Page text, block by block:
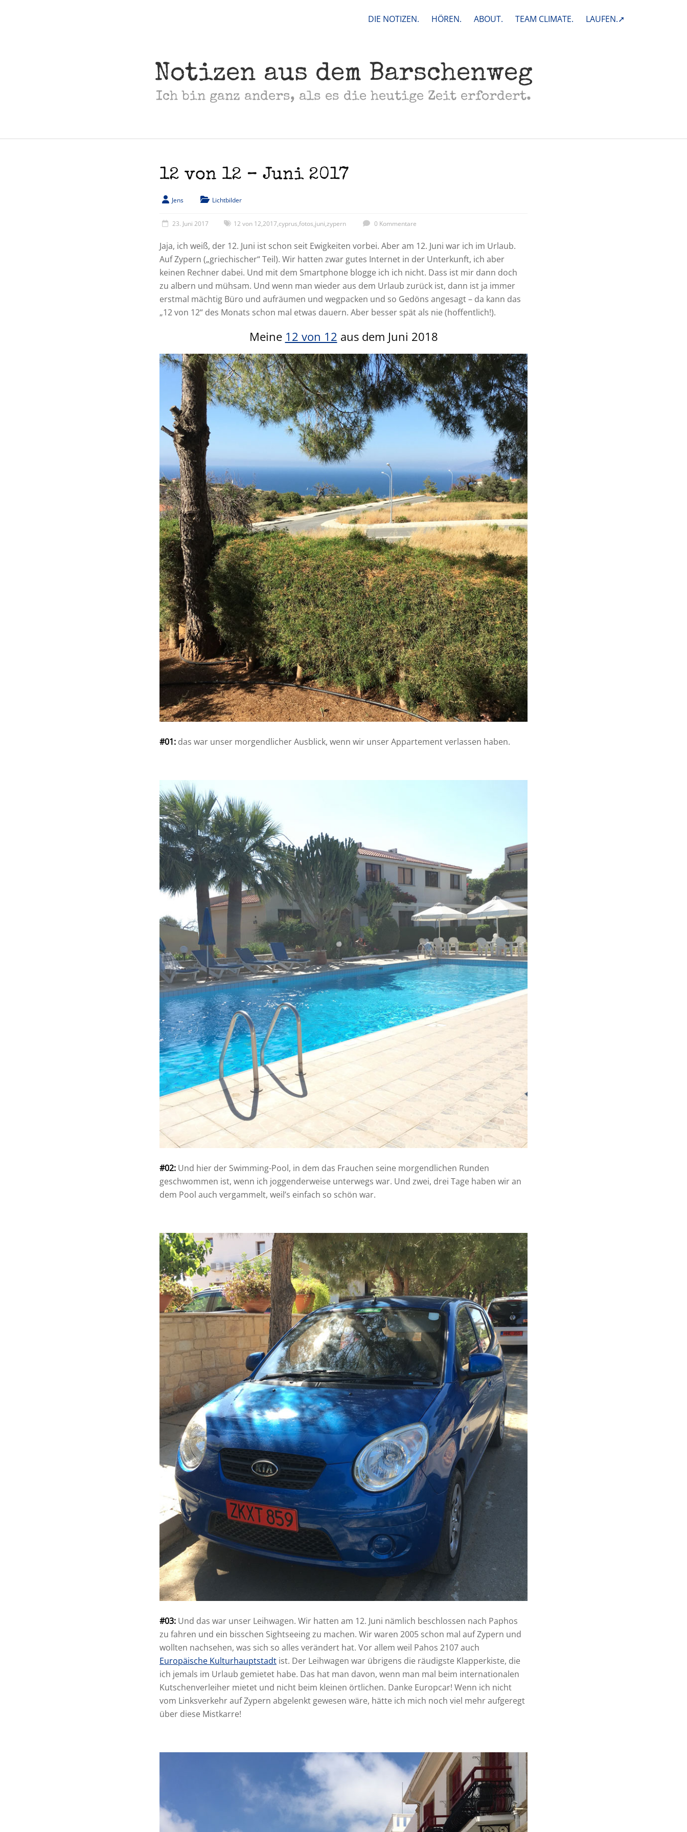
DIE NOTIZEN. HÖREN. ABOUT. TEAM CLIMATE. LAUFEN.➚
Notizen aus dem Barschenweg
Ich bin ganz anders, als es die heutige Zeit erfordert.
12 von 12 – Juni 2017
Jens Lichtbilder
23. Juni 2017 12 von 12,2017,cyprus,fotos,juni,zypern 0 Kommentare
Jaja, ich weiß, der 12. Juni ist schon seit Ewigkeiten vorbei. Aber am 12. Juni war ich im Urlaub.
Auf Zypern („griechischer“ Teil). Wir hatten zwar gutes Internet in der Unterkunft, ich aber
keinen Rechner dabei. Und mit dem Smartphone blogge ich ich nicht. Dass ist mir dann doch
zu albern und mühsam. Und wenn man wieder aus dem Urlaub zurück ist, dann ist ja immer
erstmal mächtig Büro und aufräumen und wegpacken und so Gedöns angesagt – da kann das
„12 von 12“ des Monats schon mal etwas dauern. Aber besser spät als nie (hoffentlich!).
Meine 12 von 12 aus dem Juni 2018
#01: das war unser morgendlicher Ausblick, wenn wir unser Appartement verlassen haben.
#02: Und hier der Swimming-Pool, in dem das Frauchen seine morgendlichen Runden
geschwommen ist, wenn ich joggenderweise unterwegs war. Und zwei, drei Tage haben wir an
dem Pool auch vergammelt, weil’s einfach so schön war.
#03: Und das war unser Leihwagen. Wir hatten am 12. Juni nämlich beschlossen nach Paphos
zu fahren und ein bisschen Sightseeing zu machen. Wir waren 2005 schon mal auf Zypern und
wollten nachsehen, was sich so alles verändert hat. Vor allem weil Pahos 2107 auch
Europäische Kulturhauptstadt ist. Der Leihwagen war übrigens die räudigste Klapperkiste, die
ich jemals im Urlaub gemietet habe. Das hat man davon, wenn man mal beim internationalen
Kutschenverleiher mietet und nicht beim kleinen örtlichen. Danke Europcar! Wenn ich nicht
vom Linksverkehr auf Zypern abgelenkt gewesen wäre, hätte ich mich noch viel mehr aufgeregt
über diese Mistkarre!